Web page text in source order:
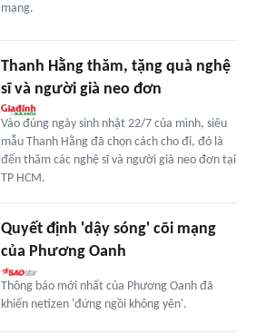
mạng.
Thanh Hằng thăm, tặng quà nghệ
sĩ và người già neo đơn
Vào đúng ngày sinh nhật 22/7 của mình, siêu
mẫu Thanh Hằng đã chọn cách cho đi, đó là
đến thăm các nghệ sĩ và người già neo đơn tại
TP HCM.
Quyết định 'dậy sóng' cõi mạng
của Phương Oanh
Thông báo mới nhất của Phương Oanh đã
khiến netizen 'đứng ngồi không yên'.